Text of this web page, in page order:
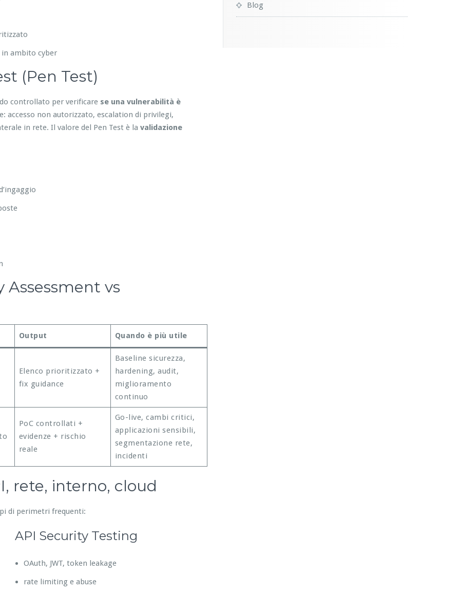
ambito cyber
(Pen Test)
controllato per verificare se una vulnerabilità è
accesso non autorizzato, escalation di privilegi,
in rete. Il valore del Pen Test è la validazione
vs
Output Quando è più utile
Elenco prioritizzato +
fix guidance
Baseline sicurezza,
hardening, audit,
miglioramento
continuo
PoC controllati +
evidenze + rischio
reale
Go-live, cambi critici,
applicazioni sensibili,
segmentazione rete,
incidenti
rete, interno, cloud
di perimetri frequenti:
API Security Testing
OAuth, JWT, token leakage
rate limiting e abuse
Blog